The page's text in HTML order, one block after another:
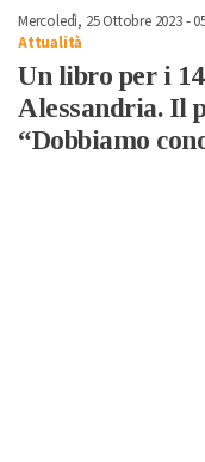
Mercoledì, 25 Ottobre 2023 -
Attualità
Un libro per i
Alessandria. Il
“Dobbiamo